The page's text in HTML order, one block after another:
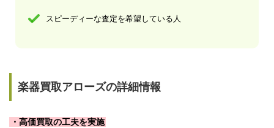
スピーディーな査定を希望している人
楽器買取アローズの詳細情報
・高価買取の工夫を実施